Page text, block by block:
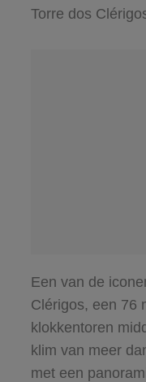
Torre dos
Een van de
Clérigos, een 76
klokkentoren
klim van meer
met een